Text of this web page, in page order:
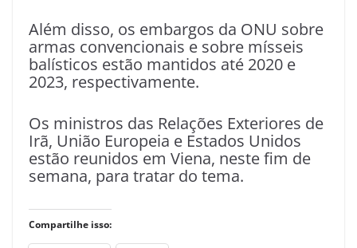
Além disso, os embargos da ONU sobre
armas convencionais e sobre mísseis
balísticos estão mantidos até 2020 e
2023, respectivamente.
Os ministros das Relações Exteriores de
Irã, União Europeia e Estados Unidos
estão reunidos em Viena, neste fim de
semana, para tratar do tema.
Compartilhe isso: